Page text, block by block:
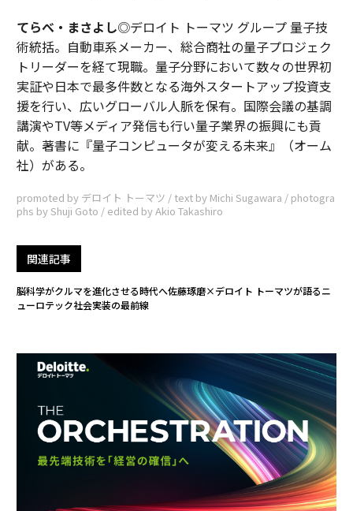
てらべ・まさよし◎デロイト トーマツ グループ 量子技
術統括。自動車系メーカー、総合商社の量子プロジェク
トリーダーを経て現職。量子分野において数々の世界初
実証や日本で最多件数となる海外スタートアップ投資支
援を行い、広いグローバル人脈を保有。国際会議の基調
講演やTV等メディア発信も行い量子業界の振興にも貢
献。著書に『量子コンピュータが変える未来』（オーム
社）がある。
promoted by デロイト トーマツ / text by Michi Sugawara / photogra
phs by Shuji Goto / edited by Akio Takashiro
関連記事
脳科学がクルマを進化させる時代へ――佐藤琢磨×デロイト トーマツが語るニ
ューロテック社会実装の最前線